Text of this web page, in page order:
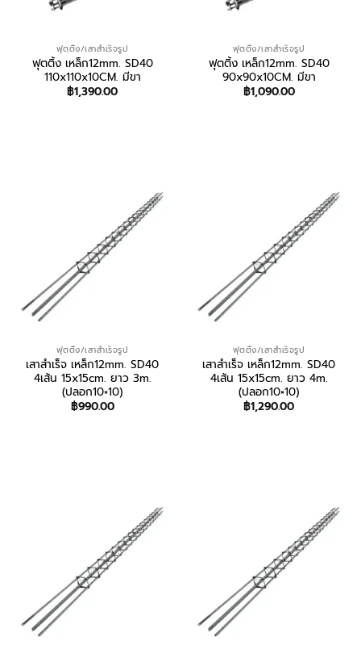
ฟุตติ้ง/เสาสำเร็จรูป
ฟุตติ้ง เหล็ก12mm. SD40
110x110x10CM. มีขา
฿1,390.00
ฟุตติ้ง/เสาสำเร็จรูป
ฟุตติ้ง เหล็ก12mm. SD40
90x90x10CM. มีขา
฿1,090.00
ฟุตติ้ง/เสาสำเร็จรูป
เสาสำเร็จ เหล็ก12mm. SD40
4เส้น 15x15cm. ยาว 3m.
(ปลอก10×10)
฿990.00
ฟุตติ้ง/เสาสำเร็จรูป
เสาสำเร็จ เหล็ก12mm. SD40
4เส้น 15x15cm. ยาว 4m.
(ปลอก10×10)
฿1,290.00